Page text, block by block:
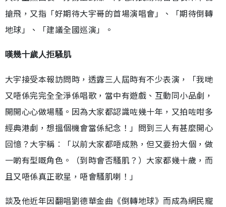
搶飛，又指「好期待大宇哥的首場演唱會」、「期待倒轉
地球」、「建議全國巡演」。
嘆幾十歲人拒騷肌
大宇接受本報訪問時，透露三人屆時有不少表演，「我哋
又唔係完完全全淨係唱歌，當中有遊戲、互動同小品劇，
開開心心做場騷。因為大家都認識咗幾十年，又拍咗咁多
經典港劇，想搵個機會當係紀念！」問到三人有甚麼開心
回憶？大宇稱︰「以前大家都唔成熟，但又要扮大個，做
一啲有型嘅角色。（到時會否騷肌？）大家都幾十歲，而
且又唔係真正歌星，唔會騷肌喇！」
談及他近年因翻唱劉德華金曲《倒轉地球》而成為網民寵